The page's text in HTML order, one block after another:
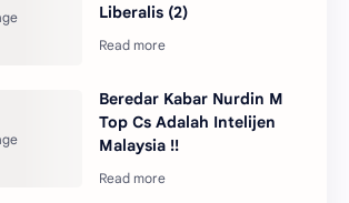
Liberalis (2)
Beredar Kabar Nurdin M
Top Cs Adalah Intelijen
Malaysia !!